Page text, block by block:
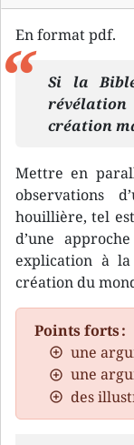
En format pdf.
Si la
création
Mettre en
observations
houillière, tel
d’une
explication à
création du
Points forts :
une
une
des